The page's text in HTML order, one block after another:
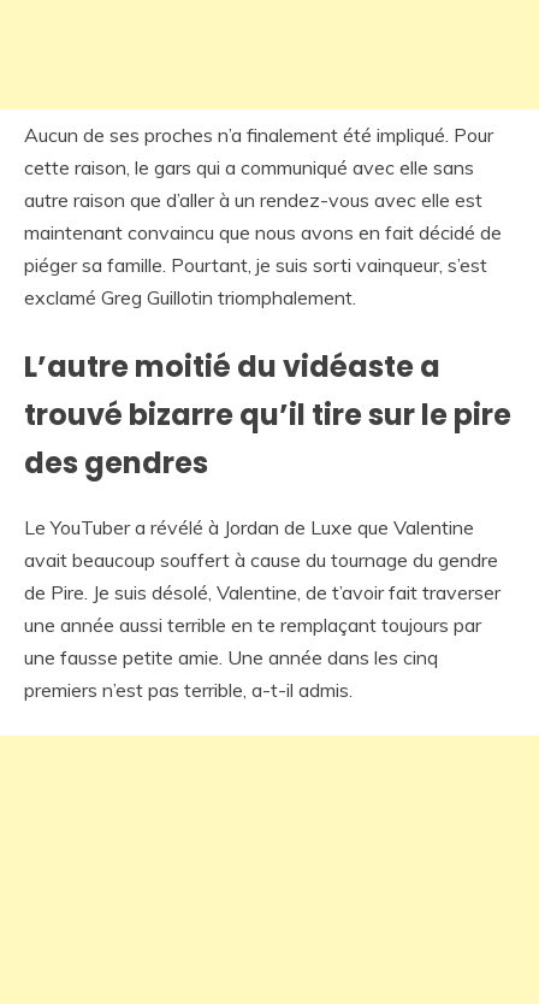
Aucun de ses proches n’a finalement été impliqué. Pour
cette raison, le gars qui a communiqué avec elle sans
autre raison que d’aller à un rendez-vous avec elle est
maintenant convaincu que nous avons en fait décidé de
piéger sa famille. Pourtant, je suis sorti vainqueur, s’est
exclamé Greg Guillotin triomphalement.
L’autre moitié du vidéaste a
trouvé bizarre qu’il tire sur le pire
des gendres
Le YouTuber a révélé à Jordan de Luxe que Valentine
avait beaucoup souffert à cause du tournage du gendre
de Pire. Je suis désolé, Valentine, de t’avoir fait traverser
une année aussi terrible en te remplaçant toujours par
une fausse petite amie. Une année dans les cinq
premiers n’est pas terrible, a-t-il admis.